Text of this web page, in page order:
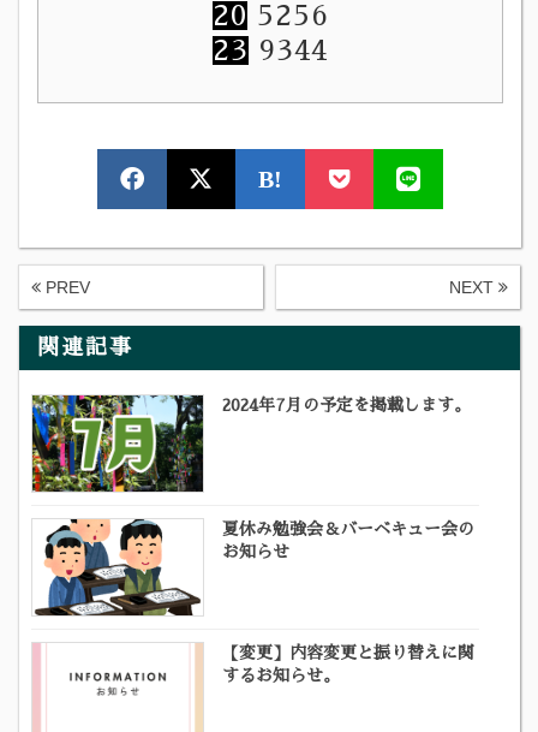
20 5256
23 9344
B!
PREV NEXT
関連記事
2024年7月の予定を掲載します。
夏休み勉強会＆バーベキュー会の
お知らせ
【変更】内容変更と振り替えに関
するお知らせ。